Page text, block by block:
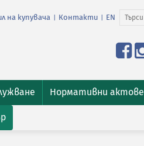
на купувача Контакти EN
Нормативни актове